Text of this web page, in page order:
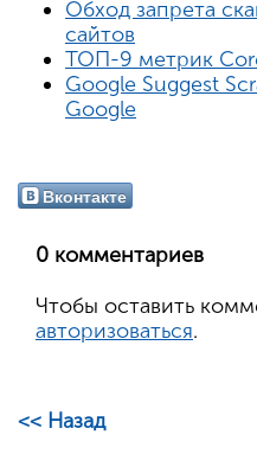
Обход запрета
сайтов
ТОП-9 метрик
Google Suggest
Google
Вконтакте
0 комментариев
Чтобы оставить
авторизоваться.
<< Назад